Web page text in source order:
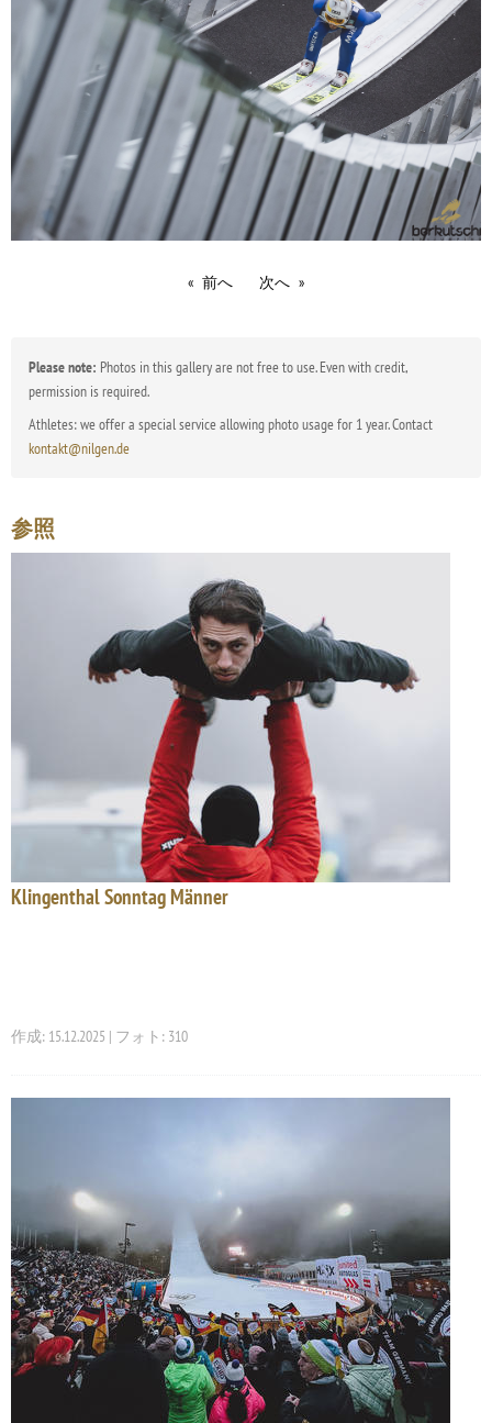
前へ 次へ
Please note: Photos in this gallery are not free to use. Even with credit,
permission is required.
Athletes: we offer a special service allowing photo usage for 1 year. Contact
kontakt@nilgen.de
参照
Klingenthal Sonntag Männer
作成: 15.12.2025 | フォト: 310